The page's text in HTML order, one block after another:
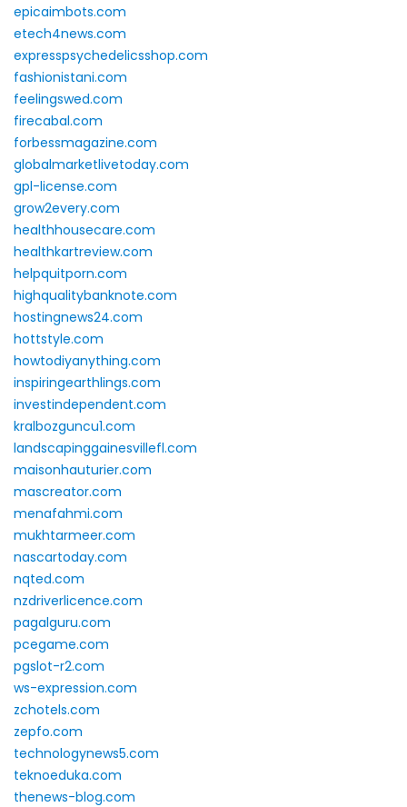
epicaimbots.com
etech4news.com
expresspsychedelicsshop.com
fashionistani.com
feelingswed.com
firecabal.com
forbessmagazine.com
globalmarketlivetoday.com
gpl-license.com
grow2every.com
healthhousecare.com
healthkartreview.com
helpquitporn.com
highqualitybanknote.com
hostingnews24.com
hottstyle.com
howtodiyanything.com
inspiringearthlings.com
investindependent.com
kralbozguncu1.com
landscapinggainesvillefl.com
maisonhauturier.com
mascreator.com
menafahmi.com
mukhtarmeer.com
nascartoday.com
nqted.com
nzdriverlicence.com
pagalguru.com
pcegame.com
pgslot-r2.com
ws-expression.com
zchotels.com
zepfo.com
technologynews5.com
teknoeduka.com
thenews-blog.com